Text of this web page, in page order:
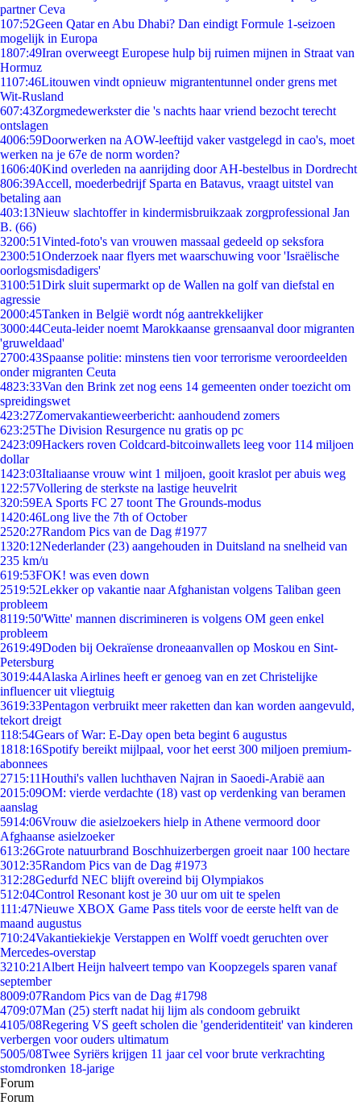
partner Ceva
107:52Geen Qatar en Abu Dhabi? Dan eindigt Formule 1-seizoen
mogelijk in Europa
1807:49Iran overweegt Europese hulp bij ruimen mijnen in Straat van
Hormuz
1107:46Litouwen vindt opnieuw migrantentunnel onder grens met
Wit-Rusland
607:43Zorgmedewerkster die 's nachts haar vriend bezocht terecht
ontslagen
4006:59Doorwerken na AOW-leeftijd vaker vastgelegd in cao's, moet
werken na je 67e de norm worden?
1606:40Kind overleden na aanrijding door AH-bestelbus in Dordrecht
806:39Accell, moederbedrijf Sparta en Batavus, vraagt uitstel van
betaling aan
403:13Nieuw slachtoffer in kindermisbruikzaak zorgprofessional Jan
B. (66)
3200:51Vinted-foto's van vrouwen massaal gedeeld op seksfora
2300:51Onderzoek naar flyers met waarschuwing voor 'Israëlische
oorlogsmisdadigers'
3100:51Dirk sluit supermarkt op de Wallen na golf van diefstal en
agressie
2000:45Tanken in België wordt nóg aantrekkelijker
3000:44Ceuta-leider noemt Marokkaanse grensaanval door migranten
'gruweldaad'
2700:43Spaanse politie: minstens tien voor terrorisme veroordeelden
onder migranten Ceuta
4823:33Van den Brink zet nog eens 14 gemeenten onder toezicht om
spreidingswet
423:27Zomervakantieweerbericht: aanhoudend zomers
623:25The Division Resurgence nu gratis op pc
2423:09Hackers roven Coldcard-bitcoinwallets leeg voor 114 miljoen
dollar
1423:03Italiaanse vrouw wint 1 miljoen, gooit kraslot per abuis weg
1 22:57Vollering de sterkste na lastige heuvelrit
320:59EA Sports FC 27 toont The Grounds-modus
1420:46Long live the 7th of October
2520:27Random Pics van de Dag #1977
1320:12Nederlander (23) aangehouden in Duitsland na snelheid van
235 km/u
619:53FOK! was even down
2519:52Lekker op vakantie naar Afghanistan volgens Taliban geen
probleem
8119:50'Witte' mannen discrimineren is volgens OM geen enkel
probleem
2619:49Doden bij Oekraïense droneaanvallen op Moskou en Sint-
Petersburg
3019:44Alaska Airlines heeft er genoeg van en zet Christelijke
influencer uit vliegtuig
3619:33Pentagon verbruikt meer raketten dan kan worden aangevuld,
tekort dreigt
118:54Gears of War: E-Day open beta begint 6 augustus
1818:16Spotify bereikt mijlpaal, voor het eerst 300 miljoen premium-
abonnees
2715:11Houthi's vallen luchthaven Najran in Saoedi-Arabië aan
2015:09OM: vierde verdachte (18) vast op verdenking van beramen
aanslag
5914:06Vrouw die asielzoekers hielp in Athene vermoord door
Afghaanse asielzoeker
613:26Grote natuurbrand Boschhuizerbergen groeit naar 100 hectare
3012:35Random Pics van de Dag #1973
312:28Gedurfd NEC blijft overeind bij Olympiakos
512:04Control Resonant kost je 30 uur om uit te spelen
111:47Nieuwe XBOX Game Pass titels voor de eerste helft van de
maand augustus
710:24Vakantiekiekje Verstappen en Wolff voedt geruchten over
Mercedes-overstap
3210:21 Albert Heijn halveert tempo van Koopzegels sparen vanaf
september
8009:07Random Pics van de Dag #1798
4709:07Man (25) sterft nadat hij lijm als condoom gebruikt
4105/08Regering VS geeft scholen die 'genderidentiteit' van kinderen
verbergen voor ouders ultimatum
5005/08Twee Syriërs krijgen 11 jaar cel voor brute verkrachting
stomdronken 18-jarige
Forum
Forum